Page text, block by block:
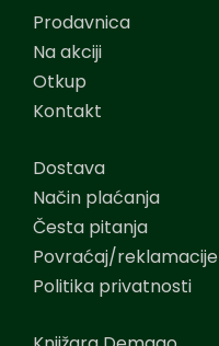
Prodavnica
Na akciji
Otkup
Kontakt
Dostava
Način plaćanja
Česta pitanja
Povraćaj/reklamacije
Politika privatnosti